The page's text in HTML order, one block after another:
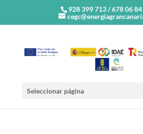
928 399 713 / 678 06
Seleccionar página